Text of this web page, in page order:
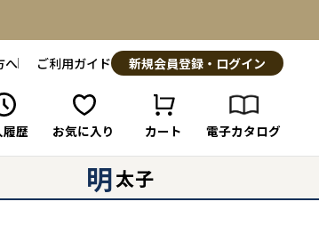
へ ご利用ガイド 新規会員登録・ログイン
履歴 お気に入り カート 電子カタログ
明太子